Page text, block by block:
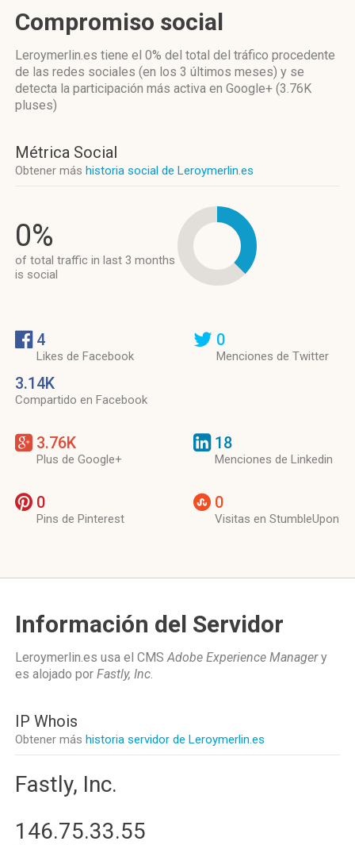
Compromiso social
Leroymerlin.es tiene el 0% del total del tráfico procedente
de las redes sociales (en los 3 últimos meses) y se
detecta la participación más activa en Google+ (3.76K
pluses)
Métrica Social
Obtener más historia social de Leroymerlin.es
0%
of total traffic in last 3 months
is social
4
Likes de Facebook
3.14K
Compartido en Facebook
0
Menciones de Twitter
3.76K
Plus de Google+
18
Menciones de Linkedin
0
Pins de Pinterest
0
Visitas en StumbleUpon
Información del Servidor
Leroymerlin.es usa el CMSAdobe Experience Managery
es alojado por Fastly, Inc.
IP Whois
Obtener más historia servidor de Leroymerlin.es
Fastly, Inc.
146.75.33.55